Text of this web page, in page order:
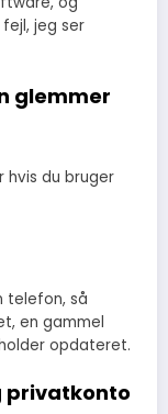
jeg ser
glemmer
hvis du bruger
telefon, så
en gammel
opdateret.
privatkonto